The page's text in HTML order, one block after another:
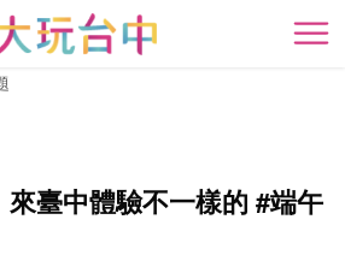
開
臺中體驗不一樣的 #端午